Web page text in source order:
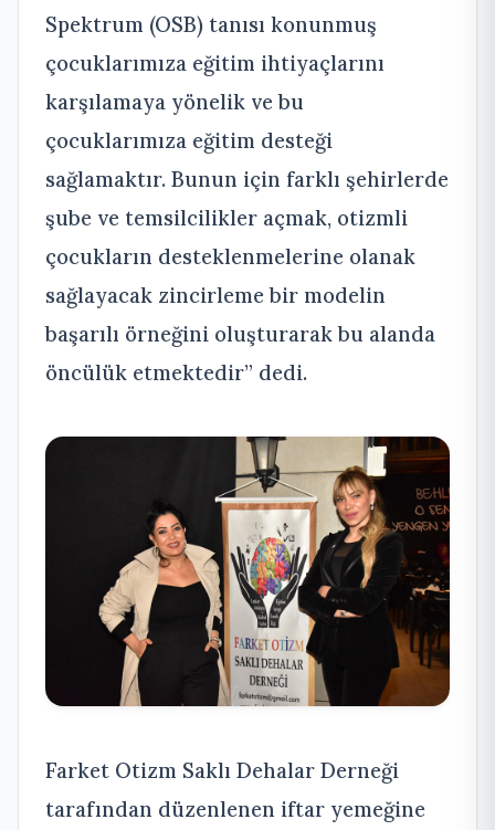
Spektrum (OSB) tanısı konunmuş
çocuklarımıza eğitim ihtiyaçlarını
karşılamaya yönelik ve bu
çocuklarımıza eğitim desteği
sağlamaktır. Bunun için farklı şehirlerde
şube ve temsilcilikler açmak, otizmli
çocukların desteklenmelerine olanak
sağlayacak zincirleme bir modelin
başarılı örneğini oluşturarak bu alanda
öncülük etmektedir” dedi.
Farket Otizm Saklı Dehalar Derneği
tarafından düzenlenen iftar yemeğine